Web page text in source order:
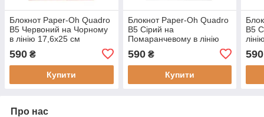
Блокнот Paper-Oh Quadro
B5 Червоний на Чорному
в лінію 17,6х25 см
(9781439790564)
590 ₴
Купити
Блокнот Paper-Oh Quadro
B5 Сірий на
Помаранчевому в лінію
(9781439790588)
590₴
Купити
B5
590
Про нас